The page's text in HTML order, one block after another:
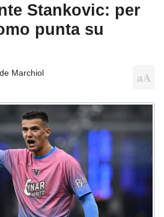
Stankovic: per
punta su
Marchiol